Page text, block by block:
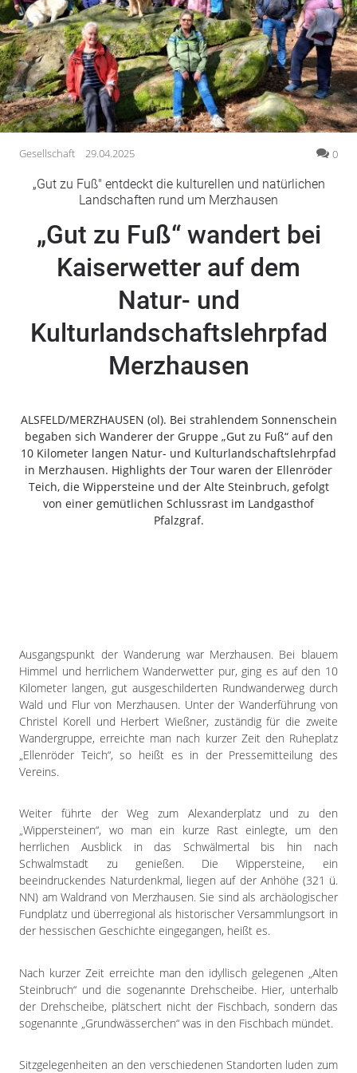
Gesundheit
Kultur
Lifestyle
Wirtschaft
Vogelsberg
Alsfeld
Lauterbach
Romrod
Homberg
Ohm
Antrifttal
Freiensteinau
Grebenau
Grebenhain
Herbstein
Kirtorf
Lautertal
Fulda
Gießen
Impressum
Datenschutzerklärung
Gesellschaft 29.04.2025 0
„Gut zu Fuß" entdeckt die kulturellen und natürlichen
Landschaften rund um Merzhausen
„Gut zu Fuß“ wandert bei
Kaiserwetter auf dem
Natur- und
Kulturlandschaftslehrpfad
Merzhausen
ALSFELD/MERZHAUSEN (ol). Bei strahlendem Sonnenschein
begaben sich Wanderer der Gruppe „Gut zu Fuß“ auf den
10 Kilometer langen Natur- und Kulturlandschaftslehrpfad
in Merzhausen. Highlights der Tour waren der Ellenröder
Teich, die Wippersteine und der Alte Steinbruch, gefolgt
von einer gemütlichen Schlussrast im Landgasthof
Pfalzgraf.
Ausgangspunkt der Wanderung war Merzhausen. Bei blauem
Himmel und herrlichem Wanderwetter pur, ging es auf den 10
Kilometer langen, gut ausgeschilderten Rundwanderweg durch
Wald und Flur von Merzhausen. Unter der Wanderführung von
Christel Korell und Herbert Wießner, zuständig für die zweite
Wandergruppe, erreichte man nach kurzer Zeit den Ruheplatz
„Ellenröder Teich“, so heißt es in der Pressemitteilung des
Vereins.
Weiter führte der Weg zum Alexanderplatz und zu den
„Wippersteinen“, wo man ein kurze Rast einlegte, um den
herrlichen Ausblick in das Schwälmertal bis hin nach
Schwalmstadt zu genießen. Die Wippersteine, ein
beeindruckendes Naturdenkmal, liegen auf der Anhöhe (321 ü.
NN) am Waldrand von Merzhausen. Sie sind als archäologischer
Fundplatz und überregional als historischer Versammlungsort in
der hessischen Geschichte eingegangen, heißt es.
Nach kurzer Zeit erreichte man den idyllisch gelegenen „Alten
Steinbruch“ und die sogenannte Drehscheibe. Hier, unterhalb
der Drehscheibe, plätschert nicht der Fischbach, sondern das
sogenannte „Grundwässerchen“ was in den Fischbach mündet.
Sitzgelegenheiten an den verschiedenen Standorten luden zum